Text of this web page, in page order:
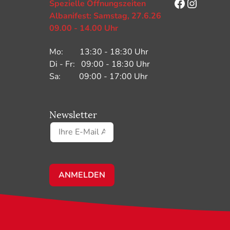
Spezielle Öffnungszeiten
Albanifest: Samstag, 27.6.26
09.00 - 14.00 Uhr
Mo: 13:30 - 18:30 Uhr
Di - Fr: 09:00 - 18:30 Uhr
Sa: 09:00 - 17:00 Uhr
Newsletter